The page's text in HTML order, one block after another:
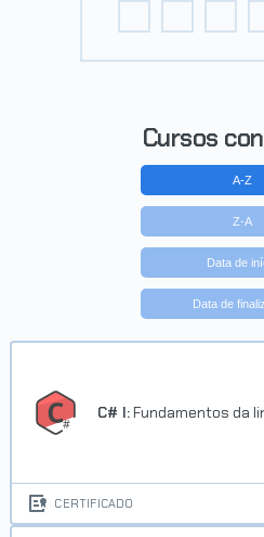
Cursos
A-Z
Z-A
Data de
Data de
C# I: Fundamentos da
CERTIFICADO